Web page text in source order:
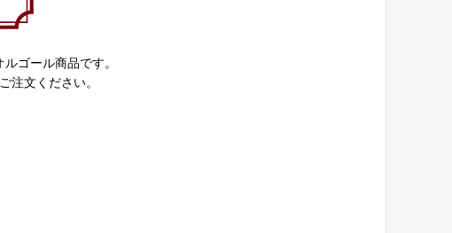
ゴール商品です。
注文ください。